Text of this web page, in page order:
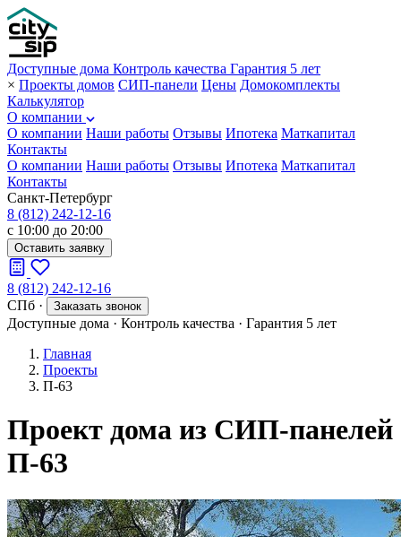
Доступные дома Контроль качества Гарантия 5 лет
× Проекты домов СИП-панели Цены Домокомплекты
Калькулятор
О компании
О компании Наши работы Отзывы Ипотека Маткапитал
Контакты
О компании Наши работы Отзывы Ипотека Маткапитал
Контакты
Санкт-Петербург
8 (812) 242-12-16
с 10:00 до 20:00
Оставить заявку
8 (812) 242-12-16
СПб · Заказать звонок
Доступные дома · Контроль качества · Гарантия 5 лет
Главная
Проекты
П-63
Проект дома из СИП-панелей
П-63